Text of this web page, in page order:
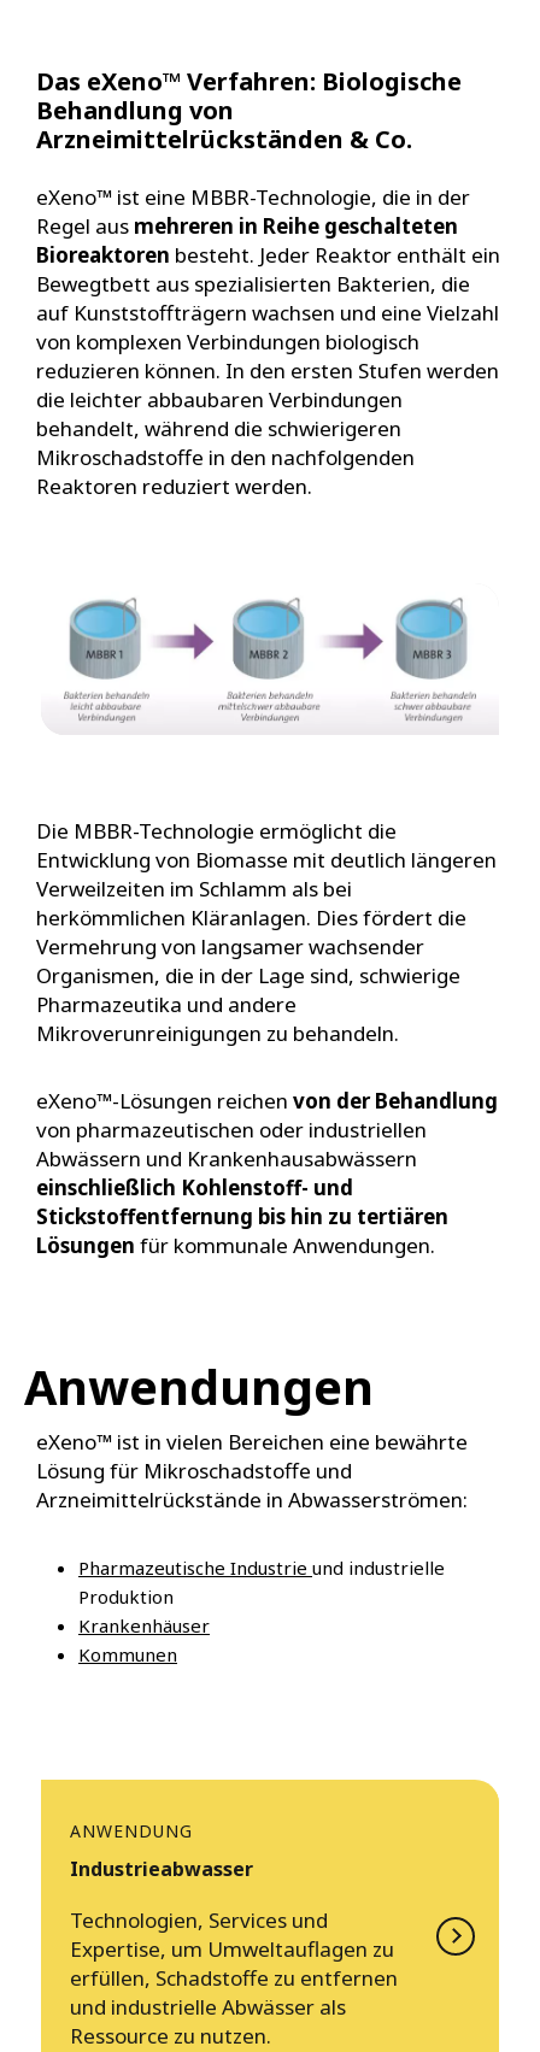
Das eXeno™ Verfahren: Biologische
Behandlung von
Arzneimittelrückständen & Co.
eXeno™ ist eine MBBR-Technologie, die in der
Regel aus mehreren in Reihe geschalteten
Bioreaktoren besteht. Jeder Reaktor enthält ein
Bewegtbett aus spezialisierten Bakterien, die
auf Kunststoffträgern wachsen und eine Vielzahl
von komplexen Verbindungen biologisch
reduzieren können. In den ersten Stufen werden
die leichter abbaubaren Verbindungen
behandelt, während die schwierigeren
Mikroschadstoffe in den nachfolgenden
Reaktoren reduziert werden.
Die MBBR-Technologie ermöglicht die
Entwicklung von Biomasse mit deutlich längeren
Verweilzeiten im Schlamm als bei
herkömmlichen Kläranlagen. Dies fördert die
Vermehrung von langsamer wachsender
Organismen, die in der Lage sind, schwierige
Pharmazeutika und andere
Mikroverunreinigungen zu behandeln.
eXeno™-Lösungen reichen von der Behandlung
von pharmazeutischen oder industriellen
Abwässern und Krankenhausabwässern
einschließlich Kohlenstoff- und
Stickstoffentfernung bis hin zu tertiären
Lösungen für kommunale Anwendungen.
Anwendungen
eXeno™ ist in vielen Bereichen eine bewährte
Lösung für Mikroschadstoffe und
Arzneimittelrückstände in Abwasserströmen:
Pharmazeutische Industrie und industrielle
Produktion
Krankenhäuser
Kommunen
ANWENDUNG
Industrieabwasser
Technologien, Services und
Expertise, um Umweltauflagen zu
erfüllen, Schadstoffe zu entfernen
und industrielle Abwässer als
Ressource zu nutzen.